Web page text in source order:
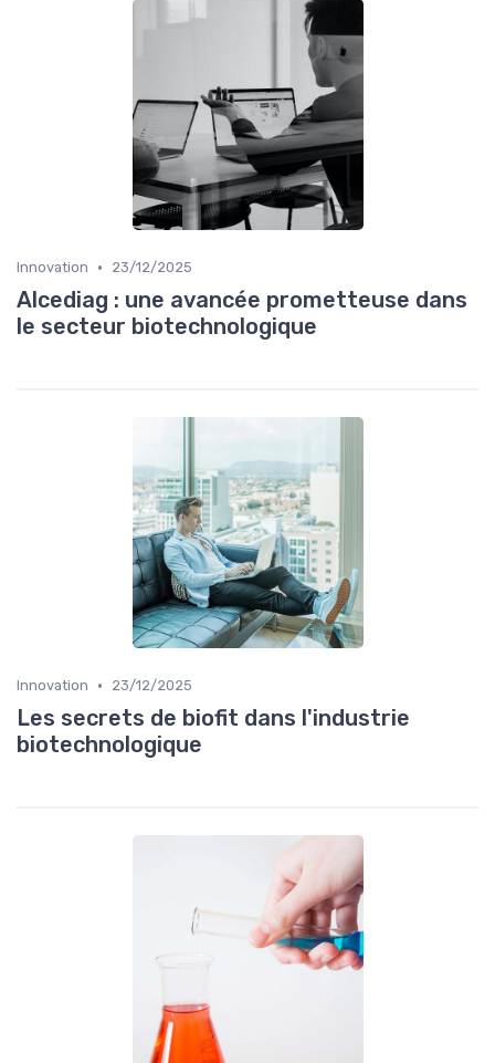
Innovation • 23/12/2025
Alcediag : une avancée prometteuse dans
le secteur biotechnologique
Innovation • 23/12/2025
Les secrets de biofit dans l'industrie
biotechnologique